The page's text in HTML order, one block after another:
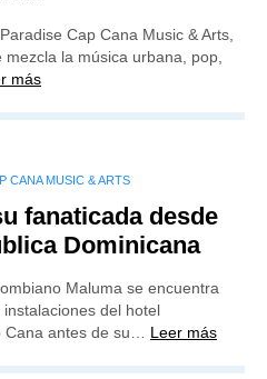
Cap Cana Music & Arts,
mezcla la música urbana, pop,
más
CANA MUSIC & ARTS
fanaticada desde
Dominicana
Maluma se encuentra
del hotel
Cana antes de su… Leer más